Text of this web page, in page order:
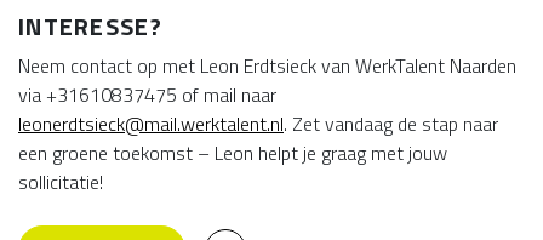
INTERESSE?
Neem contact op met Leon Erdtsieck van WerkTalent Naarden
via +31610837475 of mail naar
leonerdtsieck@mail.werktalent.nl. Zet vandaag de stap naar
een groene toekomst – Leon helpt je graag met jouw
sollicitatie!